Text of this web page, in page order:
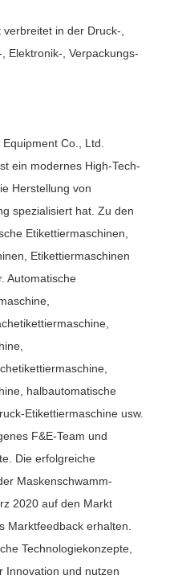
in der Druck-,
Elektronik-, Verpackungs-
Co., Ltd.
ein modernes High-Tech-
Herstellung von
spezialisiert hat. Zu den
Etikettiermaschinen,
Etikettiermaschinen
Automatische
halbautomatische
Etikettiermaschine usw.
F&E-Team und
Die erfolgreiche
Maskenschwamm-
2020 auf den Markt
Marktfeedback erhalten.
Technologiekonzepte,
Innovation und nutzen